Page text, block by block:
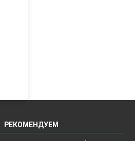
РЕКОМЕНДУЕМ